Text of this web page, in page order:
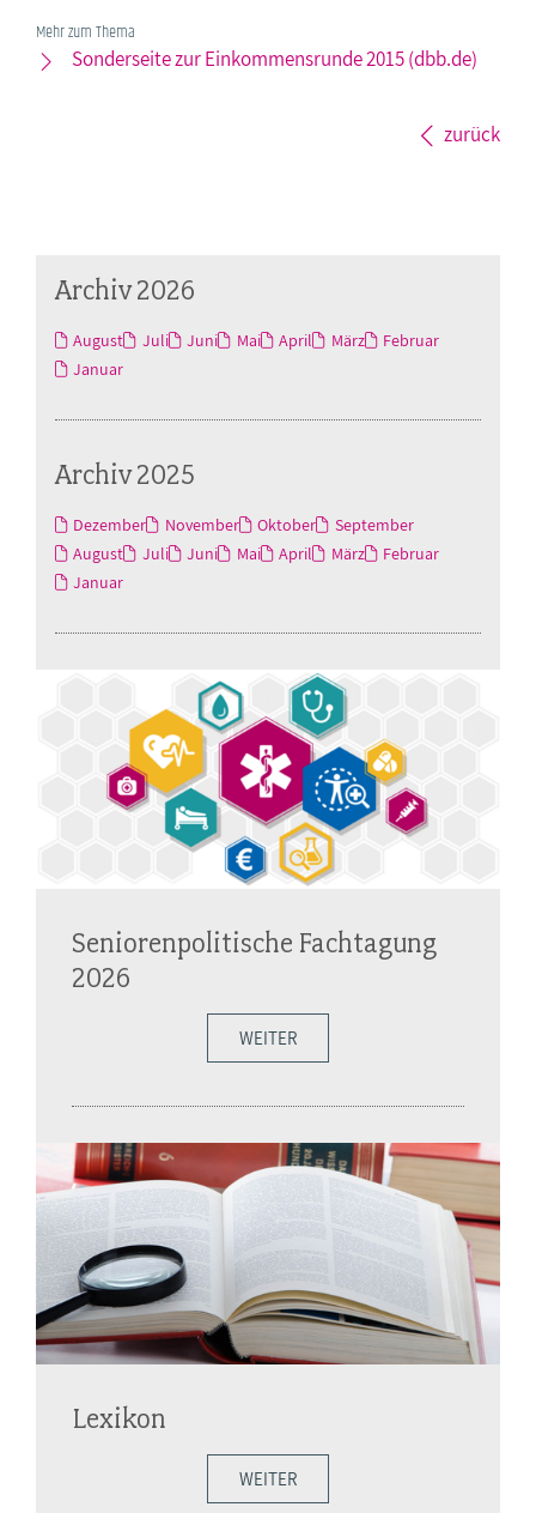
Mehr zum Thema
Sonderseite zur Einkommensrunde 2015 (dbb.de)
zurück
Archiv 2026
August Juli Juni Mai April März
Februar
Januar
Archiv 2025
Dezember November Oktober
September
August
Juli Juni Mai April März
Februar
Januar
Seniorenpolitische Fachtagung
2026
WEITER
Lexikon
WEITER